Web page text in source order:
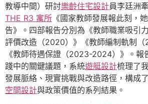
教導中間）研討樂齡住宅設計員李廷洲
THE R3 寓所 《國家教師發展報此刻，
告》。四部報告分別為《教師職業吸引
評價改造（2020）》《教師編制軌制
《教師待遇保證（2023-2024）》。報
踐中的關鍵議題，系統遊艇設計梳理了
發展脈絡、現實挑戰與改造路徑，構成
空間設計與政策價值的系列結果。